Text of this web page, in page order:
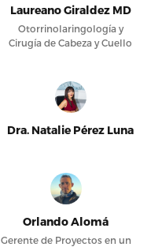
Laureano Giraldez MD
Otorrinolaringología y
Cirugía de Cabeza y Cuello
Dra. Natalie Pérez Luna
Orlando Alomá
Gerente de Proyectos en un